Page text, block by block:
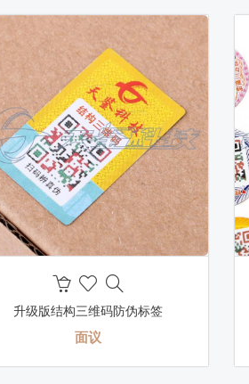
升级版结构三维码防伪标签
面议